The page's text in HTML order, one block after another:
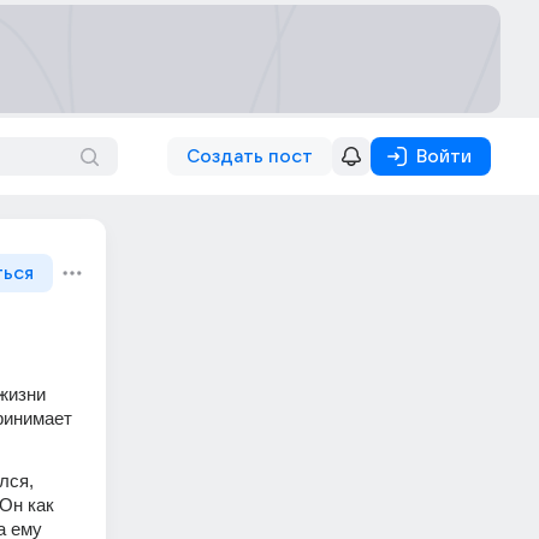
Создать пост Войти
как
ему